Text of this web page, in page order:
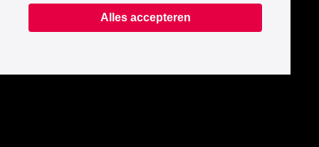
Alles accepteren